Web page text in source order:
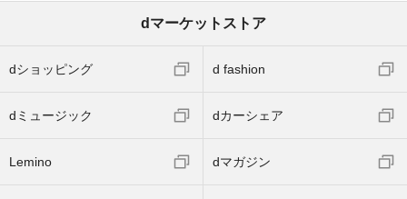
dマーケットストア
dショッピング d fashion
dミュージック dカーシェア
Lemino dマガジン